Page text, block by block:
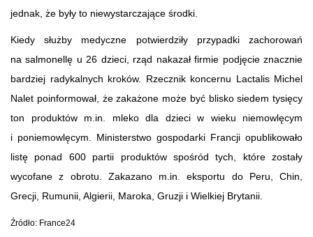
jednak, że były to niewystarczające środki.
Kiedy służby medyczne potwierdziły przypadki zachorowań
na salmonellę u 26 dzieci, rząd nakazał firmie podjęcie znacznie
bardziej radykalnych kroków. Rzecznik koncernu Lactalis Michel
Nalet poinformował, że zakażone może być blisko siedem tysięcy
ton produktów m.in. mleko dla dzieci w wieku niemowlęcym
i poniemowlęcym. Ministerstwo gospodarki Francji opublikowało
listę ponad 600 partii produktów spośród tych, które zostały
wycofane z obrotu. Zakazano m.in. eksportu do Peru, Chin,
Grecji, Rumunii, Algierii, Maroka, Gruzji i Wielkiej Brytanii.
Źródło: France24